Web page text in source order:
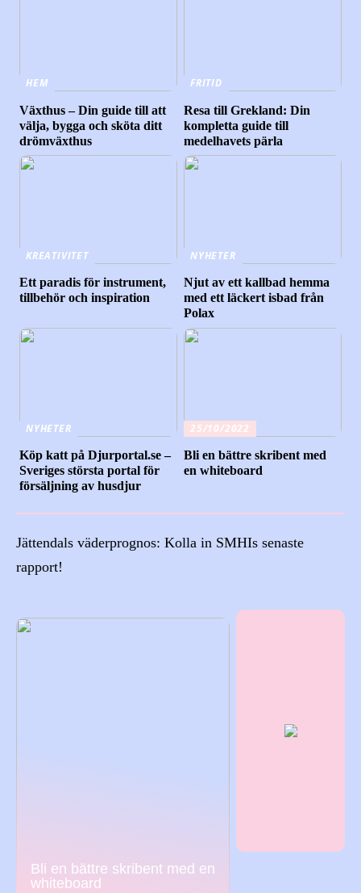
HEM
Växthus – Din guide till att
välja, bygga och sköta ditt
drömväxthus
FRITID
Resa till Grekland: Din
kompletta guide till
medelhavets pärla
KREATIVITET
Ett paradis för instrument,
tillbehör och inspiration
NYHETER
Njut av ett kallbad hemma
med ett läckert isbad från
Polax
NYHETER
Köp katt på Djurportal.se –
Sveriges största portal för
försäljning av husdjur
25/10/2022
Bli en bättre skribent med
en whiteboard
Jättendals väderprognos: Kolla in SMHIs senaste
rapport!
Bli en bättre skribent med en
whiteboard